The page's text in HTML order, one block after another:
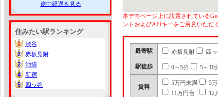
途中経過を見る
住みたい駅ランキング
1
1
渋谷
2
2
赤坂見附
2
2
池袋
4
4
新宿
5
5 四ッ谷
本デモページ上に設置されている
ントおよびAPIキーをご用意いただ
最寄駅 赤坂見附 四
駅徒歩 0～5分 5～10
賃料
5万円未満
5
11万円台
12